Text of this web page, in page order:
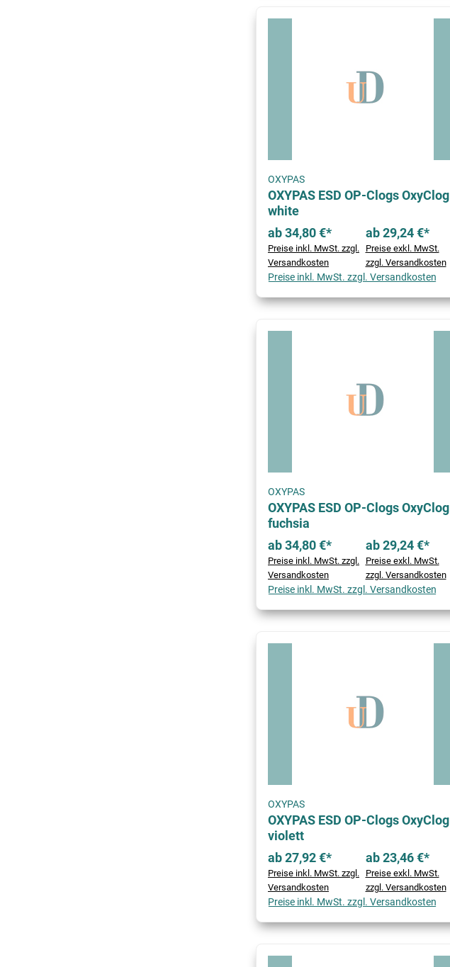
OXYPAS
OXYPAS ESD OP-Clogs OxyClog
white
ab 34,80 €*
Preise inkl. MwSt. zzgl.
Versandkosten
ab 29,24 €*
Preise exkl. MwSt.
zzgl. Versandkosten
Preise inkl. MwSt. zzgl. Versandkosten
OXYPAS
OXYPAS ESD OP-Clogs OxyClog
fuchsia
ab 34,80 €*
Preise inkl. MwSt. zzgl.
Versandkosten
ab 29,24 €*
Preise exkl. MwSt.
zzgl. Versandkosten
Preise inkl. MwSt. zzgl. Versandkosten
OXYPAS
OXYPAS ESD OP-Clogs OxyClog
violett
ab 27,92 €*
Preise inkl. MwSt. zzgl.
Versandkosten
ab 23,46 €*
Preise exkl. MwSt.
zzgl. Versandkosten
Preise inkl. MwSt. zzgl. Versandkosten